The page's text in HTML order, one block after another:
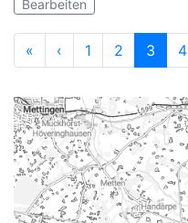
Bearbeiten
« ‹ 1 2 3 4